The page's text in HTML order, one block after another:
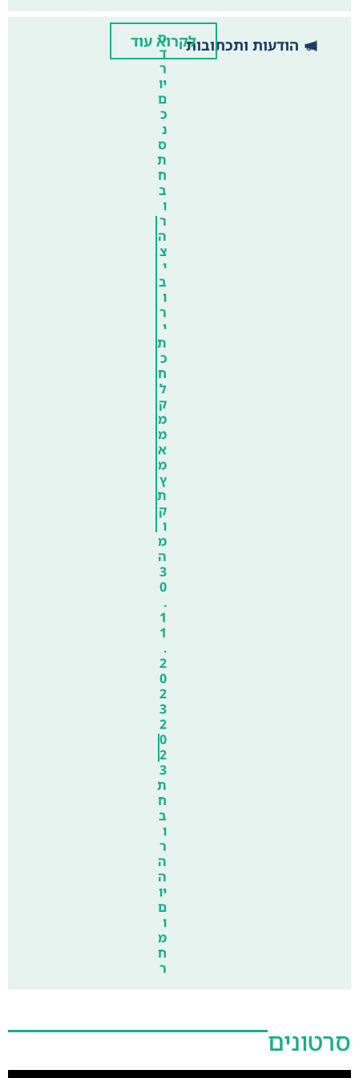
הודעות ותכתובות
ס
ד
ר
יו
ם
כ
נ
ס
ת
ח
ב
ו
ר
ה
צ
י
ב
ו
ר
י
ת
כ
ח
ל
ק
מ
מ
א
מ
ץ
ת
ק
ו
מ
ה
3
0
.
1
1
.
2
0
2
3
2
0
2
3
ת
ח
ב
ו
ר
ה
ה
יו
ם
ו
מ
ח
ר
לקרוא עוד
סרטונים